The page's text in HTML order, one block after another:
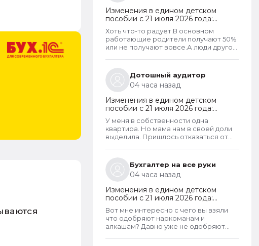
Изменения в едином детском
пособии с 21 июля 2026 года:
пересмотр правила нулевого
дохода и новый порядок
оформления пособий по месту
пребывания
Хоть что-то радует.В основном
работающие родители получают 50%
или не получают вовсе.А люди другой
100%.Теперь может быть начнут
работать,а не ждать манны
небесной...
Дотошный аудитор
04 часа назад
Изменения в едином детском
пособии с 21 июля 2026 года:
пересмотр правила нулевого
дохода и новый порядок
оформления пособий по месту
пребывания
У меня в собственности одна
квартира. Но мама нам в своей доли
выделила. Пришлось отказаться от
Бухгалтер на все руки
04 часа назад
Изменения в едином детском
пособии с 21 июля 2026 года:
пересмотр правила нулевого
дохода и новый порядок
оформления пособий по месту
пребывания
Вот мне интересно с чего вы взяли
что одобряют наркоманам и
алкашам? Давно уже не одобряют